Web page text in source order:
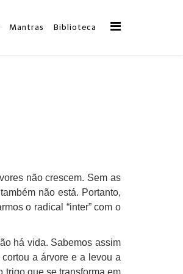
Mantras Biblioteca
não crescem. Sem as
não está. Portanto,
o radical “inter” com o
há vida. Sabemos assim
a árvore e a levou a
trigo que se transforma em